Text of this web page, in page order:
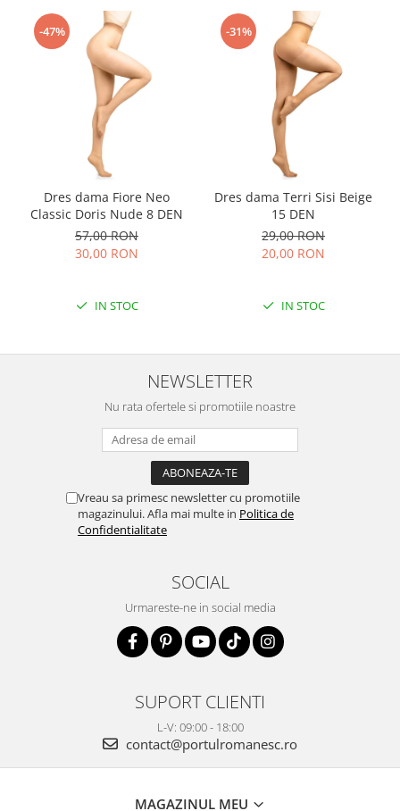
-47%
Dres dama Fiore Neo
Classic Doris Nude 8 DEN
57,00 RON
30,00 RON
IN STOC
-31%
Dres dama Terri Sisi Beige
15 DEN
29,00 RON
20,00 RON
IN STOC
NEWSLETTER
Nu rata ofertele si promotiile noastre
Vreau sa primesc newsletter cu promotiile
magazinului. Afla mai multe in Politica de
Confidentialitate
SOCIAL
Urmareste-ne in social media
SUPORT CLIENTI
L-V: 09:00 - 18:00
contact@portulromanesc.ro
MAGAZINUL MEU